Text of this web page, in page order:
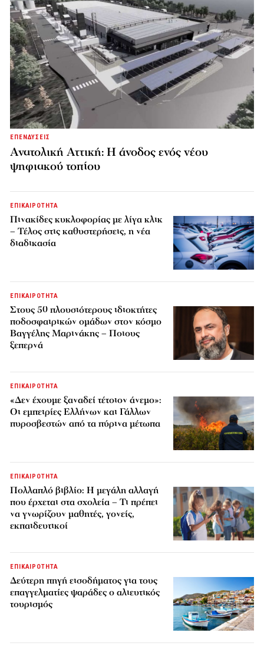
ΕΠΕΝΔΥΣΕΙΣ
Ανατολική Αττική: Η άνοδος ενός νέου
ψηφιακού τοπίου
ΕΠΙΚΑΙΡΟΤΗΤΑ
Πινακίδες κυκλοφορίας με λίγα κλικ
– Τέλος στις καθυστερήσεις, η νέα
διαδικασία
ΕΠΙΚΑΙΡΟΤΗΤΑ
Στους 50 πλουσιότερους ιδιοκτήτες
ποδοσφαιρικών ομάδων στον κόσμο
Βαγγέλης Μαρινάκης – Ποιους
ξεπερνά
ΕΠΙΚΑΙΡΟΤΗΤΑ
«Δεν έχουμε ξαναδεί τέτοιον άνεμο»:
Οι εμπειρίες Ελλήνων και Γάλλων
πυροσβεστών από τα πύρινα μέτωπα
ΕΠΙΚΑΙΡΟΤΗΤΑ
Πολλαπλό βιβλίο: Η μεγάλη αλλαγή
που έρχεται στα σχολεία – Τι πρέπει
να γνωρίζουν μαθητές, γονείς,
εκπαιδευτικοί
ΕΠΙΚΑΙΡΟΤΗΤΑ
Δεύτερη πηγή εισοδήματος για τους
επαγγελματίες ψαράδες ο αλιευτικός
τουρισμός